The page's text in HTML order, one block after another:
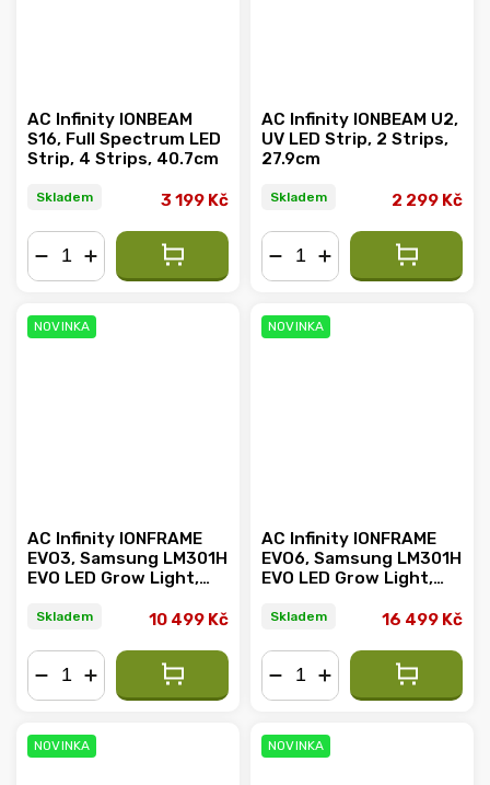
AC Infinity IONBEAM
S16, Full Spectrum LED
Strip, 4 Strips, 40.7cm
Skladem 3 199 Kč
AC Infinity IONBEAM U2,
UV LED Strip, 2 Strips,
27.9cm
Skladem 2 299 Kč
NOVINKA
AC Infinity IONFRAME
EVO3, Samsung LM301H
EVO LED Grow Light,
Skladem 10 499 Kč
NOVINKA
AC Infinity IONFRAME
EVO6, Samsung LM301H
EVO LED Grow Light,
Skladem 16 499 Kč
NOVINKA NOVINKA